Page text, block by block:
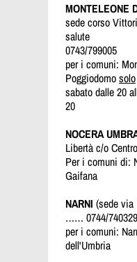
MONTELEONE
sede corso
salute
0743/799005
per i comuni:
Poggiodomosolo
sabato dalle 20
20
NOCERA
Libertà c/o
Per i comuni di:
Gaifana
NARNI (sede via
…… 0744/740329
per i comuni:
dell'Umbria